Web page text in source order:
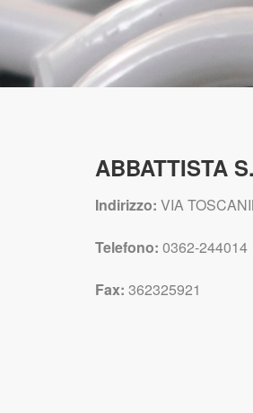
ABBATTISTA
Indirizzo: VIA
Telefono: 0362-244014
Fax: 362325921